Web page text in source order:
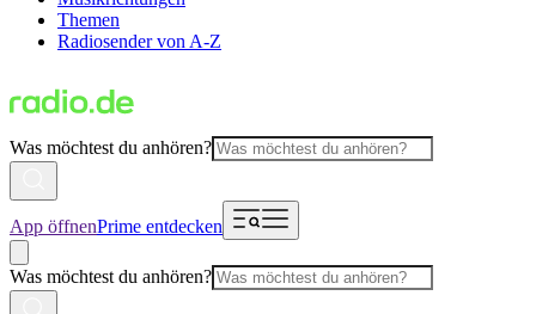
Themen
Radiosender von A-Z
Was möchtest du anhören?
App öffnenPrime entdecken
Was möchtest du anhören?